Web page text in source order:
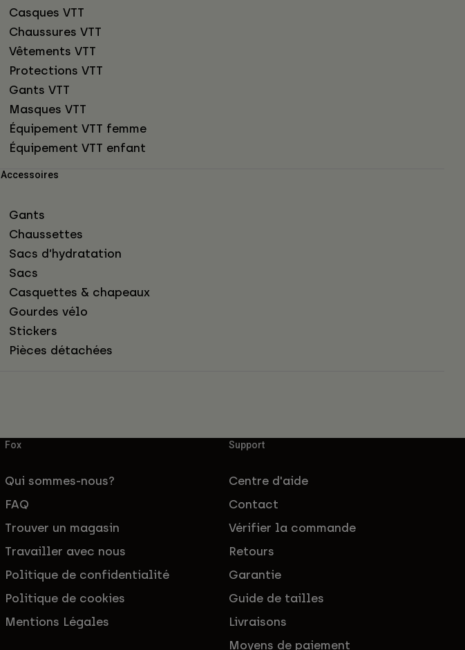
Casques VTT
Chaussures VTT
Vêtements VTT
Protections VTT
Gants VTT
Masques VTT
Équipement VTT femme
Équipement VTT enfant
Accessoires
Gants
Chaussettes
Sacs d’hydratation
Sacs
Casquettes & chapeaux
Gourdes vélo
Stickers
Pièces détachées
Fox
Qui sommes-nous?
FAQ
Trouver un magasin
Travailler avec nous
Politique de confidentialité
Politique de cookies
Mentions Légales
Support
Centre d'aide
Contact
Vérifier la commande
Retours
Garantie
Guide de tailles
Livraisons
Moyens de paiement